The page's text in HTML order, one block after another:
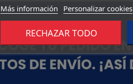
Más información Personalizar cookies
RECHAZAR TODO